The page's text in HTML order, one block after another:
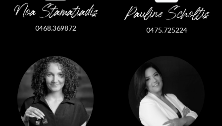
Noa Stamatiadis
0468.369872
Pauline Scholtis
0475.725224